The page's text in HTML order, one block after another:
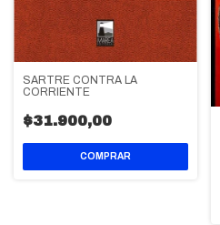
SARTRE CONTRA LA
CORRIENTE
$31.900,00